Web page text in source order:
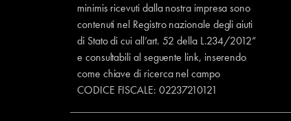
minimis ricevuti dalla nostra impresa sono
contenuti nel Registro nazionale degli aiuti
di Stato di cui all’art. 52 della L.234/2012”
e consultabili al seguente link, inserendo
come chiave di ricerca nel campo
CODICE FISCALE: 02237210121